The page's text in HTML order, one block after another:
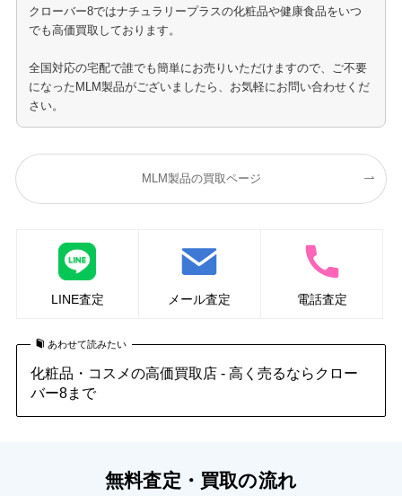
クローバー8ではナチュラリープラスの化粧品や健康食品をいつ
でも高価買取しております。
全国対応の宅配で誰でも簡単にお売りいただけますので、ご不要
になったMLM製品がございましたら、お気軽にお問い合わせくだ
さい。
MLM製品の買取ページ
LINE査定 メール査定 電話査定
あわせて読みたい
化粧品・コスメの高価買取店 - 高く売るならクロー
バー8まで
無料査定・買取の流れ